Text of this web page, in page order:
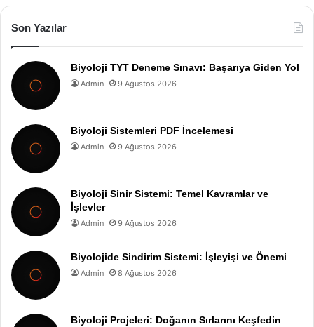
Son Yazılar
Biyoloji TYT Deneme Sınavı: Başarıya Giden Yol
Admin 9 Ağustos 2026
Biyoloji Sistemleri PDF İncelemesi
Admin 9 Ağustos 2026
Biyoloji Sinir Sistemi: Temel Kavramlar ve
İşlevler
Admin 9 Ağustos 2026
Biyolojide Sindirim Sistemi: İşleyişi ve Önemi
Admin 8 Ağustos 2026
Biyoloji Projeleri: Doğanın Sırlarını Keşfedin